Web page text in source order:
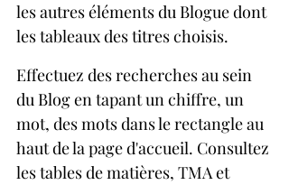
les autres éléments du Blogue dont
les tableaux des titres choisis.
Effectuez des recherches au sein
du Blog en tapant un chiffre, un
mot, des mots dans le rectangle au
haut de la page d'accueil. Consultez
les tables de matières, TMA et